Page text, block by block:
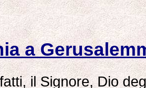
a
il Signore, Dio